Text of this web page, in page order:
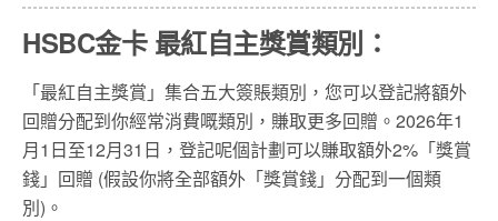
HSBC金卡 最紅自主獎賞類別：
「最紅自主獎賞」集合五大簽賬類別，您可以登記將額外
回贈分配到你經常消費嘅類別，賺取更多回贈。2026年1
月1日至12月31日，登記呢個計劃可以賺取額外2%「獎賞
錢」回贈 (假設你將全部額外「獎賞錢」分配到一個類
別)。